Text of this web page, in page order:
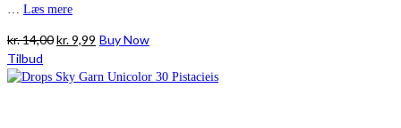
… Læs mere
kr.14,00Den
pris
kr.9,99 Den
pris
Buy Now
Tilbud